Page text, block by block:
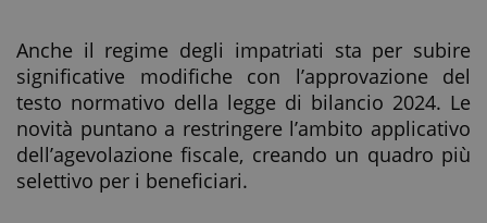
Anche il regime degli impatriati sta per subire
significative modifiche con l’approvazione del
testo normativo della legge di bilancio 2024. Le
novità puntano a restringere l’ambito applicativo
dell’agevolazione fiscale, creando un quadro più
selettivo per i beneficiari.